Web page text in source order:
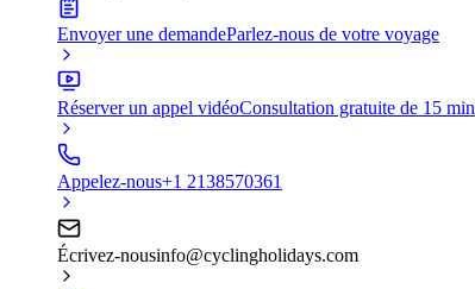
Envoyer une demandeParlez-nous de votre voyage
Réserver un appel vidéoConsultation gratuite de 15 min
Appelez-nous+1 2138570361
Écrivez-nousinfo@cyclingholidays.com